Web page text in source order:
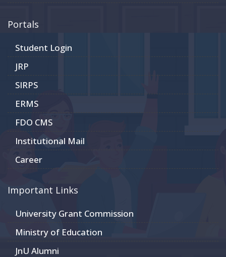
Portals
Student Login
JRP
SIRPS
ERMS
FDO CMS
Institutional Mail
Career
Important Links
University Grant Commission
Ministry of Education
JnU Alumni